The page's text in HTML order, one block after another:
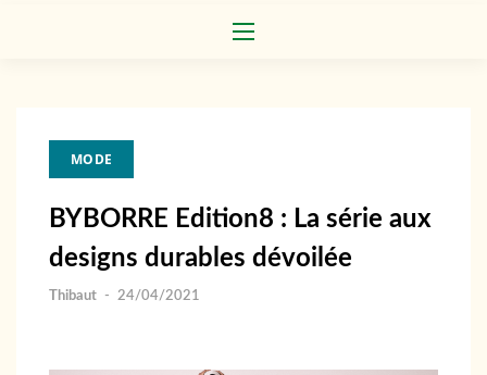
MODE
BYBORRE Edition8 : La série aux
designs durables dévoilée
Thibaut - 24/04/2021